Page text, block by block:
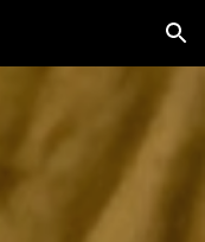
Skip to navigation